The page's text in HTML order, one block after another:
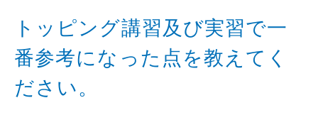
トッピング講習及び実習で一
番参考になった点を教えてく
ださい。